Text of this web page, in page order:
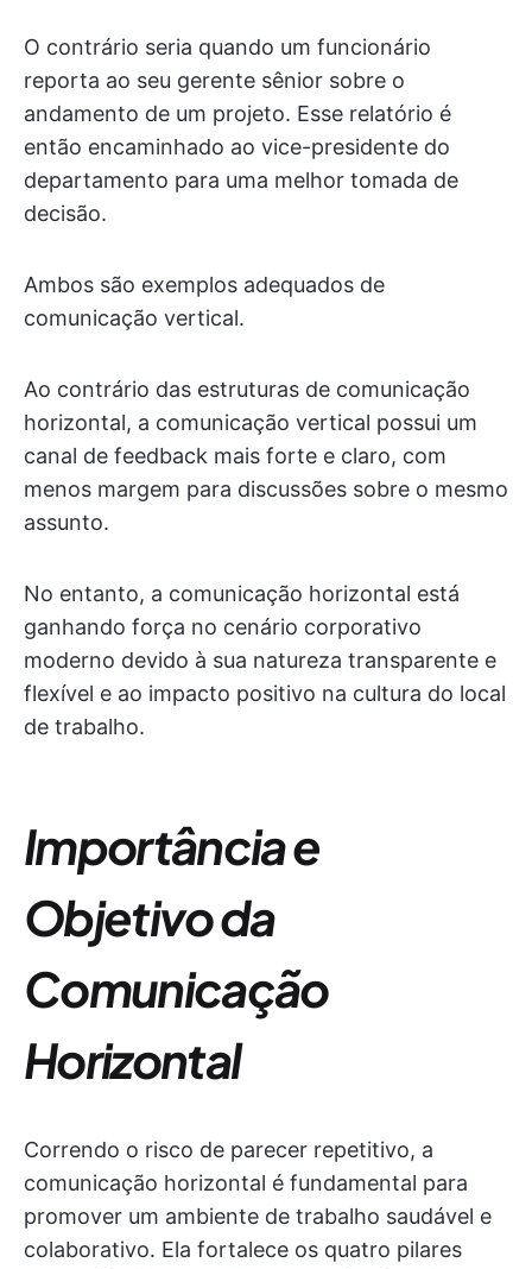
O contrário seria quando um funcionário
reporta ao seu gerente sênior sobre o
andamento de um projeto. Esse relatório é
então encaminhado ao vice-presidente do
departamento para uma melhor tomada de
decisão.
Ambos são exemplos adequados de
comunicação vertical.
Ao contrário das estruturas de comunicação
horizontal, a comunicação vertical possui um
canal de feedback mais forte e claro, com
menos margem para discussões sobre o mesmo
assunto.
No entanto, a comunicação horizontal está
ganhando força no cenário corporativo
moderno devido à sua natureza transparente e
flexível e ao impacto positivo na cultura do local
de trabalho.
Importância e
Objetivo da
Comunicação
Horizontal
Correndo o risco de parecer repetitivo, a
comunicação horizontal é fundamental para
promover um ambiente de trabalho saudável e
colaborativo. Ela fortalece os quatro pilares